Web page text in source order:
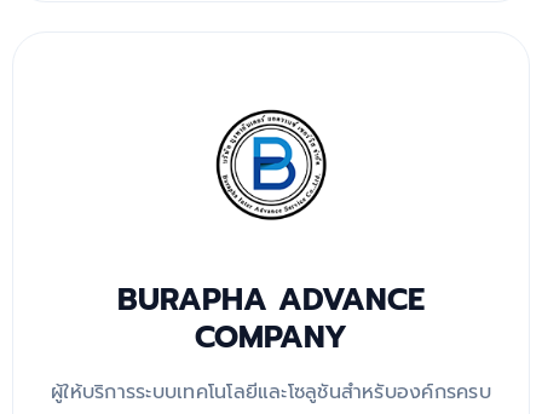
BURAPHA ADVANCE
COMPANY
ผู้ให้บริการระบบเทคโนโลยีและโซลูชันสำหรับองค์กรครบ